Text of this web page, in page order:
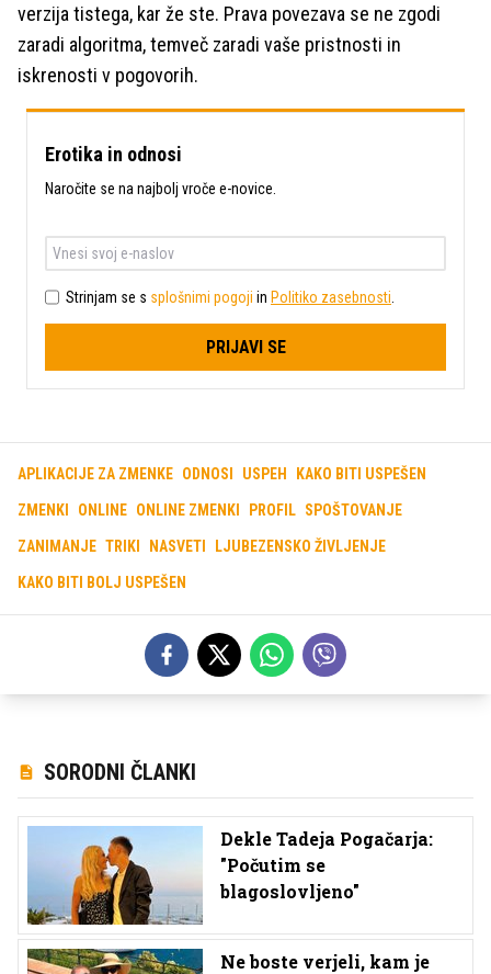
verzija tistega, kar že ste. Prava povezava se ne zgodi
zaradi algoritma, temveč zaradi vaše pristnosti in
iskrenosti v pogovorih.
Erotika in odnosi
Naročite se na najbolj vroče e-novice.
Strinjam se s splošnimi pogoji in Politiko zasebnosti
PRIJAVI SE
APLIKACIJE ZA ZMENKE ODNOSI USPEH KAKO BITI USPEŠEN
ZMENKI ONLINE ONLINE ZMENKI PROFIL SPOŠTOVANJE
ZANIMANJE TRIKI NASVETI LJUBEZENSKO ŽIVLJENJE
KAKO BITI BOLJ USPEŠEN
SORODNI ČLANKI
Dekle Tadeja Pogačarja:
"Počutim se
blagoslovljeno"
Ne boste verjeli, kam je